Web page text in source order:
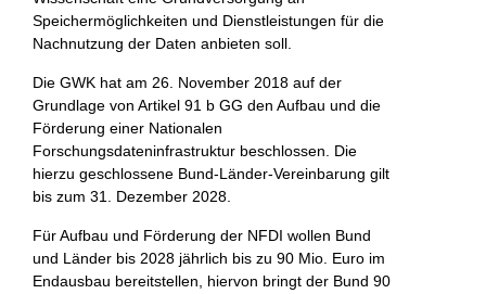
Speichermöglichkeiten und Dienstleistungen für die
Nachnutzung der Daten anbieten soll.
Die GWK hat am 26. November 2018 auf der
Grundlage von Artikel 91 b GG den Aufbau und die
Förderung einer Nationalen
Forschungsdateninfrastruktur beschlossen. Die
hierzu geschlossene Bund-Länder-Vereinbarung gilt
bis zum 31. Dezember 2028.
Für Aufbau und Förderung der NFDI wollen Bund
und Länder bis 2028 jährlich bis zu 90 Mio. Euro im
Endausbau bereitstellen, hiervon bringt der Bund 90